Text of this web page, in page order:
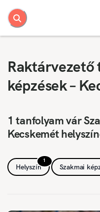
képzések –
1 tanfolyam vár
Kecskemét
1
Helyszín Szakmai